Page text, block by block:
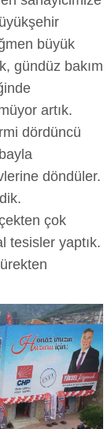
büyük
gündüz bakım
artık.
dördüncü
döndüler.
çok
tesisler yaptık.